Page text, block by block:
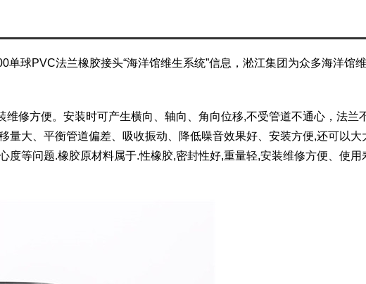
单球PVC法兰橡胶接头“海洋馆维生系统”信息，淞江集团为众多海洋馆
修方便。安装时可产生横向、轴向、角向位移,不受管道不通心，法兰
量大、平衡管道偏差、吸收振动、降低噪音效果好、安装方便,还可以
度等问题.橡胶原材料属于.性橡胶,密封性好,重量轻,安装维修方便、使